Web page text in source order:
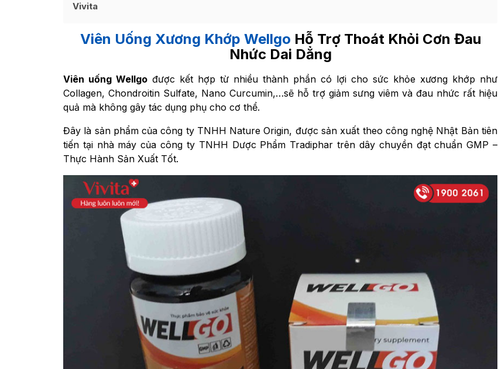
Vivita
Viên Uống Xương Khớp Wellgo Hỗ Trợ Thoát Khỏi Cơn Đau
Nhức Dai Dẳng
Viên uống Wellgo được kết hợp từ nhiều thành phần có lợi cho sức khỏe xương khớp như
Collagen, Chondroitin Sulfate, Nano Curcumin,…sẽ hỗ trợ giảm sưng viêm và đau nhức rất hiệu
quả mà không gây tác dụng phụ cho cơ thể.
Đây là sản phẩm của công ty TNHH Nature Origin, được sản xuất theo công nghệ Nhật Bản tiên
tiến tại nhà máy của công ty TNHH Dược Phẩm Tradiphar trên dây chuyền đạt chuẩn GMP –
Thực Hành Sản Xuất Tốt.